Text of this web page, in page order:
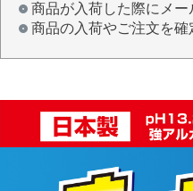
商品が入荷した際にメー
商品の入荷やご注文を確